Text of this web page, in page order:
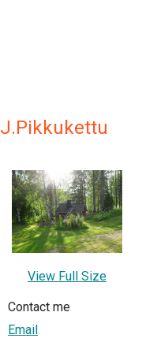
J.Pikkukettu
View Full Size
Contact me
Email